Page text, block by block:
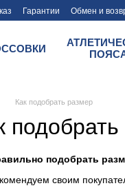
Гарантии Обмен и
Как подобрать размер
подобрать
своим